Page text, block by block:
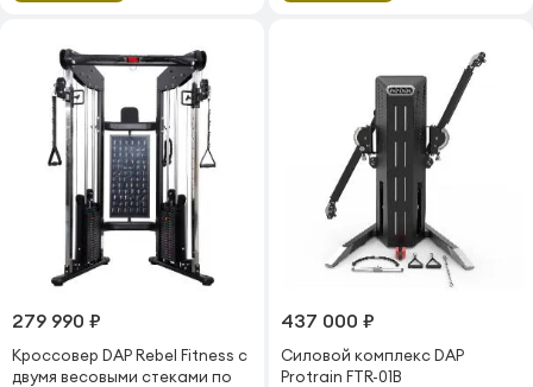
279 990 ₽
Кроссовер DAP Rebel Fitness с
двумя весовыми стеками по
437 000 ₽
Силовой комплекс DAP
Protrain FTR-01B